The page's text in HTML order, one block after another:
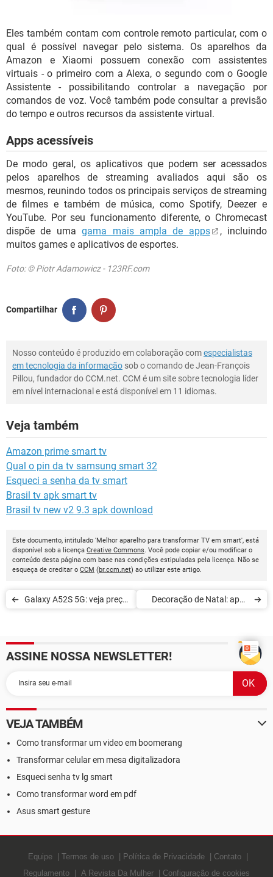
Eles também contam com controle remoto particular, com o
qual é possível navegar pelo sistema. Os aparelhos da
Amazon e Xiaomi possuem conexão com assistentes
virtuais - o primeiro com a Alexa, o segundo com o Google
Assistente - possibilitando controlar a navegação por
comandos de voz. Você também pode consultar a previsão
do tempo e outros recursos da assistente virtual.
Apps acessíveis
De modo geral, os aplicativos que podem ser acessados
pelos aparelhos de streaming avaliados aqui são os
mesmos, reunindo todos os principais serviços de streaming
de filmes e também de música, como Spotify, Deezer e
YouTube. Por seu funcionamento diferente, o Chromecast
dispõe de umagama mais ampla de apps
, incluindo
muitos games e aplicativos de esportes.
Foto: © Piotr Adamowicz - 123RF.com
Compartilhar
Nosso conteúdo é produzido em colaboração comespecialistas
em tecnologia da informação sob o comando de Jean-François
Pillou, fundador do CCM.net. CCM é um site sobre tecnologia líder
em nível internacional e está disponível em 11 idiomas.
Veja também
Amazon prime smart tv
Qual o pin da tv samsung smart 32
Esqueci a senha da tv smart
Brasil tv apk smart tv
Brasil tv new v2 9.3 apk download
Este documento, intitulado 'Melhor aparelho para transformar TV em smart', está
disponível sob a licença Creative Commons . Você pode copiar e/ou modificar o
conteúdo desta página com base nas condições estipuladas pela licença. Não se
esqueça de creditar o CCM (br.ccm.net) ao utilizar este artigo.
Galaxy A52S 5G: veja preço
Decoração de Natal: apps
ASSINE NOSSA NEWSLETTER!
VEJA TAMBÉM
Como transformar um video em boomerang
Transformar celular em mesa digitalizadora
Esqueci senha tv lg smart
Como transformar word em pdf
Asus smart gesture
Equipe Termos de uso Política de Privacidade
Contato
Regulamento
A Revista Da Mulher Configuração de cookies